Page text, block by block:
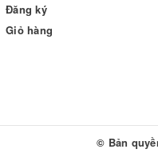
Trọng lượng: 58.4 gram (đã
Tiêu chuẩn: ISO 13485, CE,
Đăng ký
Giỏ hàng
© Bản